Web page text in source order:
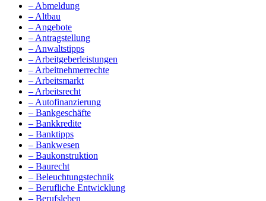
– Abmeldung
– Altbau
– Angebote
– Antragstellung
– Anwaltstipps
– Arbeitgeberleistungen
– Arbeitnehmerrechte
– Arbeitsmarkt
– Arbeitsrecht
– Autofinanzierung
– Bankgeschäfte
– Bankkredite
– Banktipps
– Bankwesen
– Baukonstruktion
– Baurecht
– Beleuchtungstechnik
– Berufliche Entwicklung
– Berufsleben